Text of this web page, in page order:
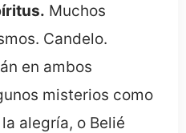
Muchos
Candelo.
en ambos
misterios como
alegría, o Belié